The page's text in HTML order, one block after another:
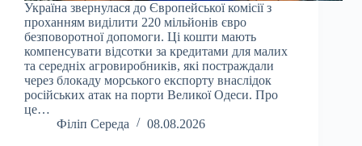
Україна звернулася до Європейської комісії з
проханням виділити 220 мільйонів євро
безповоротної допомоги. Ці кошти мають
компенсувати відсотки за кредитами для малих
та середніх агровиробників, які постраждали
через блокаду морського експорту внаслідок
російських атак на порти Великої Одеси. Про
це…
Філіп Середа
08.08.2026